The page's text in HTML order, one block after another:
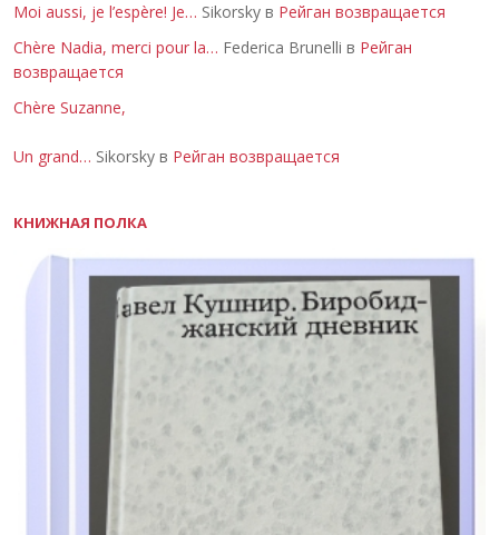
Moi aussi, je l’espère! Je… Sikorsky в Рейган возвращается
Chère Nadia, merci pour la… Federica Brunelli в Рейган
возвращается
Chère Suzanne,
Un grand… Sikorsky в Рейган возвращается
КНИЖНАЯ ПОЛКА